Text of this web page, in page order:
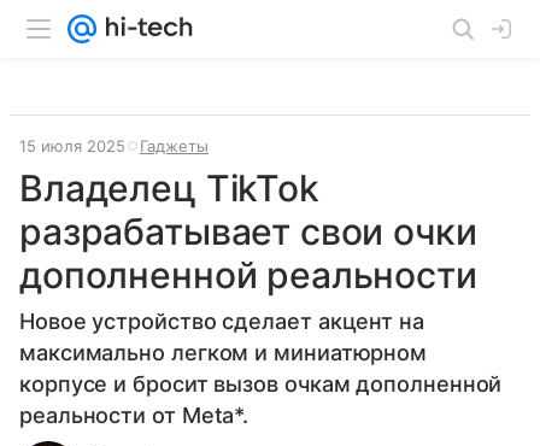
15 июля 2025 Гаджеты
Владелец TikTok
разрабатывает свои очки
дополненной реальности
Новое устройство сделает акцент на
максимально легком и миниатюрном
корпусе и бросит вызов очкам дополненной
реальности от Meta*.